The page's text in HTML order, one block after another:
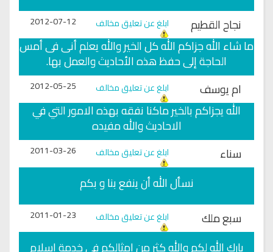
نجاح القطيم
ابلغ عن تعليق مخالف 2012-07-12
ما شاء الله جزاكم الله كل الخير والله يعلم أنى فى أمس
الحاجة إلى حفظ هذه الأحاديث والعمل بها.
ام يوسف
ابلغ عن تعليق مخالف 2012-05-25
الله يجزاكم بالخير ماكنا نفقه بهذه الامور التي في
الاحاديث والله مفيده
سناء
ابلغ عن تعليق مخالف 2011-03-26
نسأل الله أن ينفع بنا و بكم
سبع ملك
ابلغ عن تعليق مخالف 2011-01-23
بارك الله لكم والله كثر من امثالكم فى خدمة اسلام